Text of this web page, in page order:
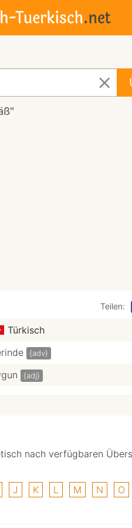
Teilen:
Türkisch
{adv}
{adj}
nach verfügbaren
J K L M N O